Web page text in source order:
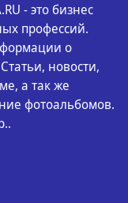
- это бизнес
профессий.
о
новости,
а так же
фотоальбомов.